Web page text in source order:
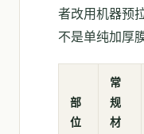
者改用机器预
不是单纯加厚膜
部
位
常
规
材